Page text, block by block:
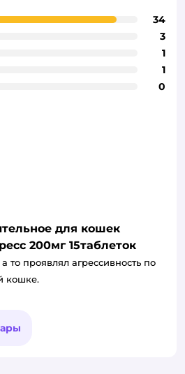
34
3
1
1
0
для кошек
200мг 15таблеток
то проявлял агрессивность по
кошке.